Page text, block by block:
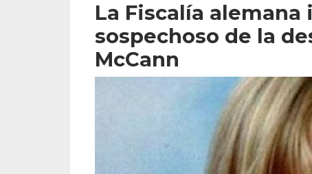
La Fiscalía
sospechoso de la
McCann